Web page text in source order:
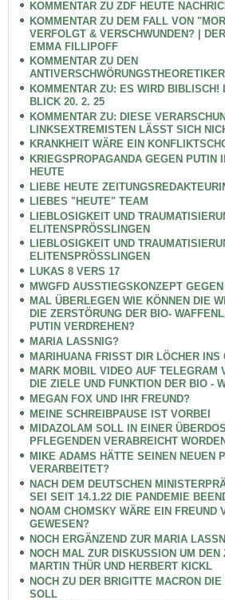
KOMMENTAR ZU ZDF HEUTE
KOMMENTAR ZU DEM FALL VON
VERFOLGT & VERSCHWUNDEN? |
EMMA FILLIPOFF
KOMMENTAR ZU DEN
KOMMENTAR ZU: ES WIRD BIBLISCH!
BLICK 20. 2. 25
KOMMENTAR ZU: DIESE
LINKSEXTREMISTEN LÄSST SICH
KRANKHEIT WÄRE EIN
KRIEGSPROPAGANDA GEGEN PUTIN
HEUTE
LIEBE HEUTE
LIEBES "HEUTE" TEAM
LIEBLOSIGKEIT UND
ELITENSPRÖSSLINGEN
LIEBLOSIGKEIT UND
ELITENSPRÖSSLINGEN
LUKAS 8 VERS 17
MWGFD AUSSTIEGSKONZEPT
MAL ÜBERLEGEN WIE KÖNNEN DIE
DIE ZERSTÖRUNG DER BIO-
PUTIN VERDREHEN?
MARIA LASSNIG?
MARIHUANA FRISST DIR LÖCHER INS
MARK MOBIL VIDEO AUF TELEGRAM
DIE ZIELE UND FUNKTION DER BIO -
MEGAN FOX UND IHR FREUND?
MEINE SCHREIBPAUSE IST VORBEI
MIDAZOLAM SOLL IN EINER
PFLEGENDEN VERABREICHT
MIKE ADAMS HÄTTE SEINEN NEUEN
VERARBEITET?
NACH DEM DEUTSCHEN
SEI SEIT 14.1.22 DIE PANDEMIE
NOAM CHOMSKY WÄRE EIN FREUND
GEWESEN?
NOCH ERGÄNZEND ZUR MARIA
NOCH MAL ZUR DISKUSSION UM
MARTIN THÜR UND HERBERT KICKL
NOCH ZU DER BRIGITTE MACRON
SOLL